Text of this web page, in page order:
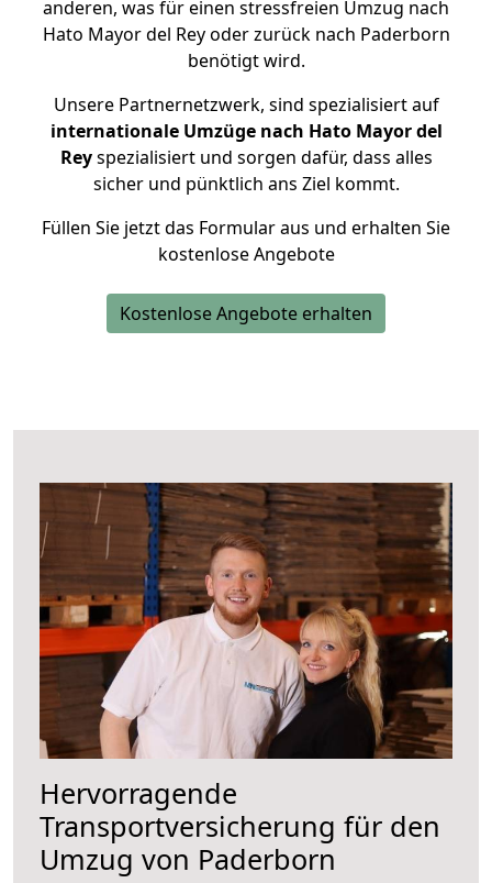
anderen, was für einen stressfreien Umzug nach
Hato Mayor del Rey oder zurück nach Paderborn
benötigt wird.
Unsere Partnernetzwerk, sind spezialisiert auf
internationale Umzüge nach Hato Mayor del
Reyspezialisiert und sorgen dafür, dass alles
sicher und pünktlich ans Ziel kommt.
Füllen Sie jetzt das Formular aus und erhalten Sie
kostenlose Angebote
Kostenlose Angebote erhalten
Hervorragende
Transportversicherung für den
Umzug von Paderborn